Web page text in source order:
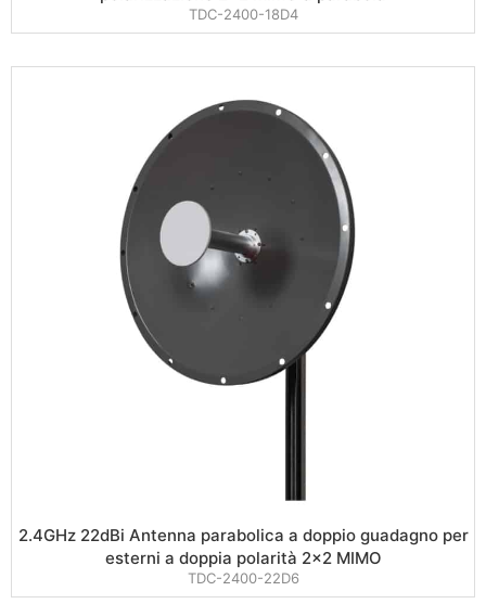
TDC-2400-18D4
2.4GHz 22dBi Antenna parabolica a doppio guadagno per
esterni a doppia polarità 2×2 MIMO
TDC-2400-22D6